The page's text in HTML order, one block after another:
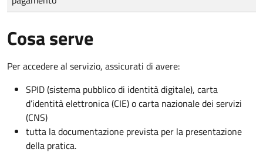
Cosa serve
Per accedere al servizio, assicurati di avere:
SPID (sistema pubblico di identità digitale), carta
d’identità elettronica (CIE) o carta nazionale dei servizi
(CNS)
tutta la documentazione prevista per la presentazione
della pratica.